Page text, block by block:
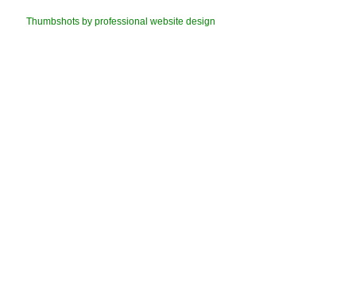
Thumbshots by professional website design